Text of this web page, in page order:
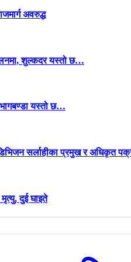
अवरुद्ध
शुल्कदर यस्तो छ…
यस्तो छ…
सर्लाहीका प्रमुख र अधिकृत
दुई घाइते